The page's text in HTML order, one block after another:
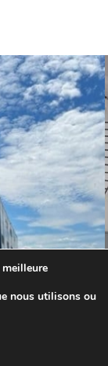
nous utilisons ou